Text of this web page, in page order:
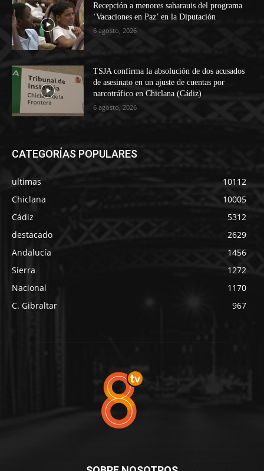
Recepción a menores saharauis del programa
‘Vacaciones en Paz’ en la Diputación
6 agosto, 2026
TSJA confirma la absolución de dos acusados
de asesinato en un ajuste de cuentas por
narcotráfico en Chiclana (Cádiz)
6 agosto, 2026
CATEGORÍAS POPULARES
ultimas
10112
Chiclana
10005
Cádiz
5312
destacado
2629
Andalucía
1456
Sierra
1272
Nacional
1170
C. Gibraltar
967